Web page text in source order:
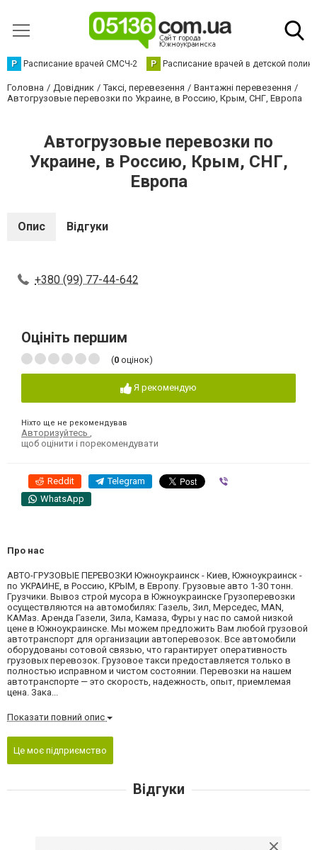
Р Расписание врачей СМСЧ-2 Р Расписание врачей в детской
Головна Довідник Таксі, перевезення
Вантажні перевезення
Автогрузовые перевозки по Украине, в Россию, Крым, СНГ, Европа
Автогрузовые перевозки по
Украине, в Россию, Крым, СНГ,
Европа
Опис Відгуки
+380 (99) 77-44-642
Оцініть першим
(0 оцінок)
Я рекомендую
Ніхто ще не рекомендував
Авторизуйтесь
щоб оцінити і порекомендувати
Reddit Telegram
WhatsApp
Про нас
ABTO-ГРУЗОВЫЕ ПЕРЕВОЗКИ Южноукраинск - Киев, Южноукраинск -
по УКРАИНЕ, в Россию, КРЫМ, в Европу. Грузовые авто 1-30 тонн.
Грузчики. Вывоз строй мусора в Южноукраинске Грузоперевозки
осуществляются на автомобилях: Газель, Зил, Мерседес, MAN,
КАМаз. Аренда Газели, Зила, Камаза, Фуры у нас по самой низкой
цене в Южноукраинске. Мы можем предложить Вам любой грузовой
автотранспорт для организации автоперевозок. Все автомобили
оборудованы сотовой связью, что гарантирует оперативность
грузовых перевозок. Грузовое такси предоставляется только в
полностью исправном и чистом состоянии. Перевозки на нашем
автотранспорте — это скорость, надежность, опыт, приемлемая
цена. Зака...
Показати повний опис
Це моє підприємство
Відгуки